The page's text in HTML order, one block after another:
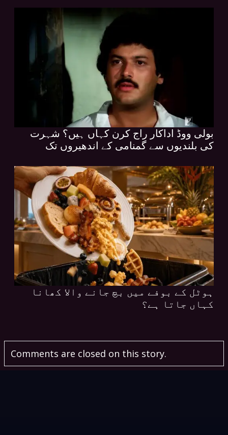
بولی ووڈ اداکار راج کرن کہاں ہیں؟ شہرت
کی بلندیوں سے گمنامی کے اندھیروں تک
ہوٹل کے بوفے میں بچ جانے والا کھانا
کہاں جاتا ہے؟
Comments are closed on this story.